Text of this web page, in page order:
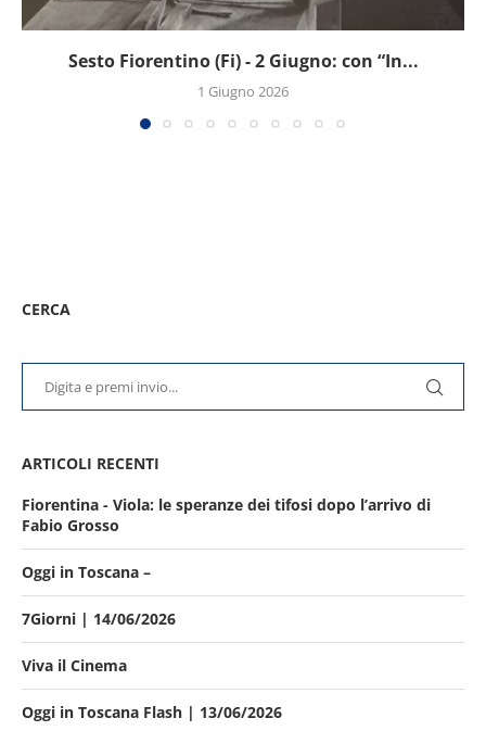
Sesto Fiorentino (Fi) - 2 Giugno: con “In...
1 Giugno 2026
CERCA
ARTICOLI RECENTI
Fiorentina - Viola: le speranze dei tifosi dopo l’arrivo di
Fabio Grosso
Oggi in Toscana –
7Giorni | 14/06/2026
Viva il Cinema
Oggi in Toscana Flash | 13/06/2026